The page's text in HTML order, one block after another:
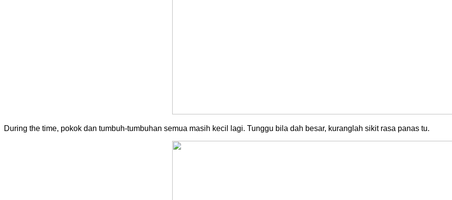
During the time, pokok dan tumbuh-tumbuhan semua masih kecil lagi. Tunggu bila dah besar, kuranglah sikit rasa panas tu.